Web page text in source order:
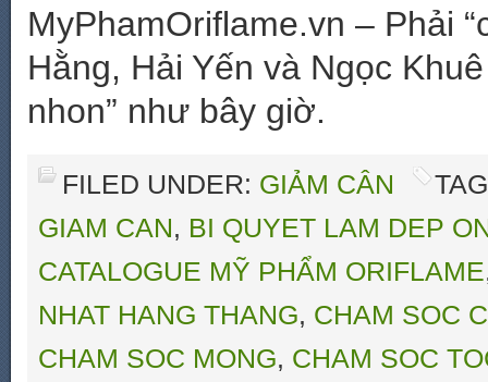
MyPhamOriflame.vn – Phải
Hằng, Hải Yến và Ngọc
nhon” như bây giờ.
FILED UNDER: GIẢM CÂN
GIAM CAN, BI QUYET LAM DEP
CATALOGUE MỸ PHẨM ORIFLAME
NHAT HANG THANG, CHAM SOC
CHAM SOC MONG, CHAM SOC